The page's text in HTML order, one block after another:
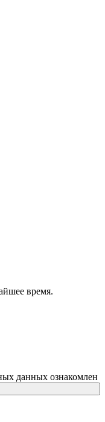
время.
данных ознакомлен